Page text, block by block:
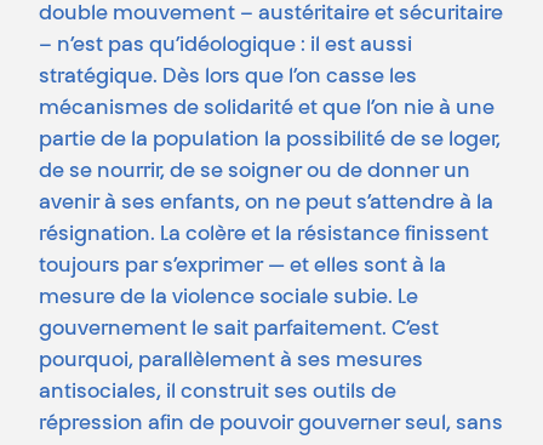
double mouvement – austéritaire et sécuritaire
– n’est pas qu’idéologique : il est aussi
stratégique. Dès lors que l’on casse les
mécanismes de solidarité et que l’on nie à une
partie de la population la possibilité de se loger,
de se nourrir, de se soigner ou de donner un
avenir à ses enfants, on ne peut s’attendre à la
résignation. La colère et la résistance finissent
toujours par s’exprimer — et elles sont à la
mesure de la violence sociale subie. Le
gouvernement le sait parfaitement. C’est
pourquoi, parallèlement à ses mesures
antisociales, il construit ses outils de
répression afin de pouvoir gouverner seul, sans